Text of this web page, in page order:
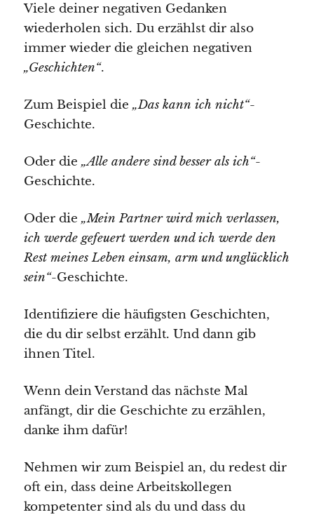
Viele deiner negativen Gedanken
wiederholen sich. Du erzählst dir also
immer wieder die gleichen negativen
„Geschichten“.
Zum Beispiel die „Das kann ich nicht“-
Geschichte.
Oder die „Alle andere sind besser als ich“-
Geschichte.
Oder die „Mein Partner wird mich verlassen,
ich werde gefeuert werden und ich werde den
Rest meines Leben einsam, arm und unglücklich
sein“-Geschichte.
Identifiziere die häufigsten Geschichten,
die du dir selbst erzählt. Und dann gib
ihnen Titel.
Wenn dein Verstand das nächste Mal
anfängt, dir die Geschichte zu erzählen,
danke ihm dafür!
Nehmen wir zum Beispiel an, du redest dir
oft ein, dass deine Arbeitskollegen
kompetenter sind als du und dass du